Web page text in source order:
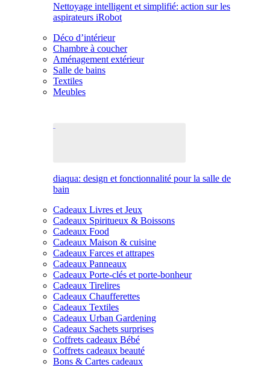
Nettoyage intelligent et simplifié: action sur les
aspirateurs iRobot
Déco d’intérieur
Chambre à coucher
Aménagement extérieur
Salle de bains
Textiles
Meubles
diaqua: design et fonctionnalité pour la salle de
bain
Cadeaux Livres et Jeux
Cadeaux Spiritueux & Boissons
Cadeaux Food
Cadeaux Maison & cuisine
Cadeaux Farces et attrapes
Cadeaux Panneaux
Cadeaux Porte-clés et porte-bonheur
Cadeaux Tirelires
Cadeaux Chaufferettes
Cadeaux Textiles
Cadeaux Urban Gardening
Cadeaux Sachets surprises
Coffrets cadeaux Bébé
Coffrets cadeaux beauté
Bons & Cartes cadeaux